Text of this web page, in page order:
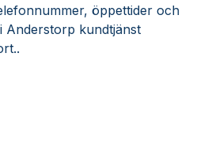
öppettider och
Anderstorp kundtjänst